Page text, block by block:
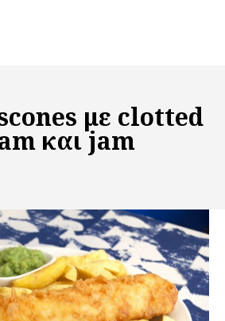
με clotted
και jam